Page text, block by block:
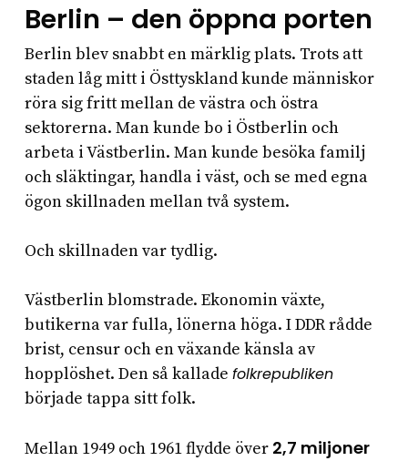
Berlin – den öppna porten
Berlin blev snabbt en märklig plats. Trots att
staden låg mitt i Östtyskland kunde människor
röra sig fritt mellan de västra och östra
sektorerna. Man kunde bo i Östberlin och
arbeta i Västberlin. Man kunde besöka familj
och släktingar, handla i väst, och se med egna
ögon skillnaden mellan två system.
Och skillnaden var tydlig.
Västberlin blomstrade. Ekonomin växte,
butikerna var fulla, lönerna höga. I DDR rådde
brist, censur och en växande känsla av
hopplöshet. Den så kallade folkrepubliken
började tappa sitt folk.
Mellan 1949 och 1961 flydde över 2,7 miljoner